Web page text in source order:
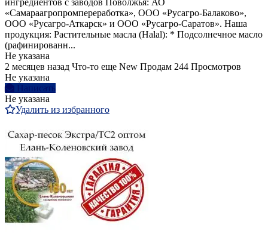
ингредиентов с заводов Поволжья: АО
«Самараагропромпереработка», ООО «Русагро-Балаково»,
ООО «Русагро-Аткарск» и ООО «Русагро-Саратов». Наша
продукция: Растительные масла (Halal): * Подсолнечное масло
(рафинированн...
Не указана
2 месяцев назад Что-то еще New Продам 244 Просмотров
Не указана
Написать
Не указана
Удалить из избранного